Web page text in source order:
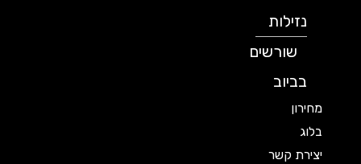
נזילות
שורשים
בביוב
מחירון
יצירת קשר